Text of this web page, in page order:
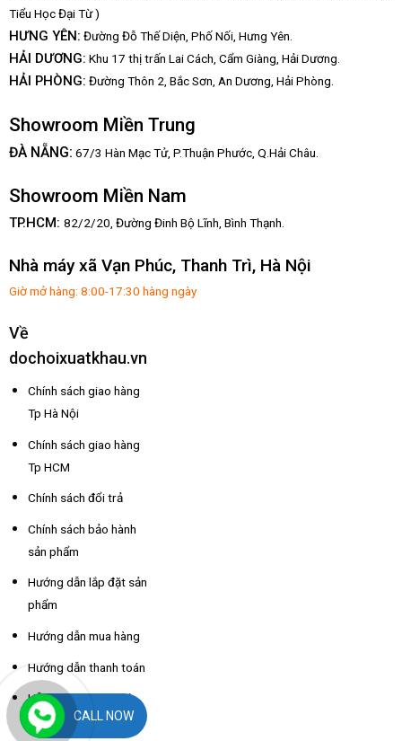
Tiểu Học Đại Từ )
HƯNG YÊN: Đường Đỗ Thế Diện, Phố Nối, Hưng Yên.
HẢI DƯƠNG: Khu 17 thị trấn Lai Cách, Cẩm Giàng, Hải Dương.
HẢI PHÒNG: Đường Thôn 2, Bắc Sơn, An Dương, Hải Phòng.
Showroom Miền Trung
ĐÀ NẴNG: 67/3 Hàn Mạc Tử, P.Thuận Phước, Q.Hải Châu.
Showroom Miền Nam
TP.HCM: 82/2/20, Đường Đinh Bộ Lĩnh, Bình Thạnh.
Nhà máy xã Vạn Phúc, Thanh Trì, Hà Nội
Giờ mở hàng: 8:00-17:30 hàng ngày
Về
dochoixuatkhau.vn
Chính sách giao hàng
Tp Hà Nội
Chính sách giao hàng
Tp HCM
Chính sách đổi trả
Chính sách bảo hành
sản phẩm
Hướng dẫn lắp đặt sản
phẩm
Hướng dẫn mua hàng
Hướng dẫn thanh toán
Hỗ trợ thông tin nhà
xe các tỉnhCALL NOW